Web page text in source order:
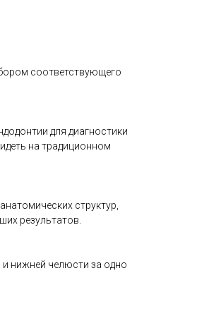
соответствующего
для диагностики
на традиционном
структур,
результатов.
нижней челюсти за одно